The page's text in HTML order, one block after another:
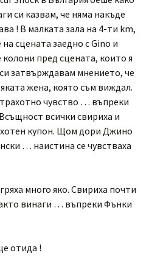
си казвам, че няма накъде
! В малката зала на 4-ти km,
сцената заедно с Gino и
пред сцената, които я
затвърждавам мнението, че
жена, която съм виждал.
чувство … въпреки
всички свириха и
купон. Щом дори Джино
… наистина се чувстваха
много яко. Свириха почти
винаги … въпреки Фънки
отида !